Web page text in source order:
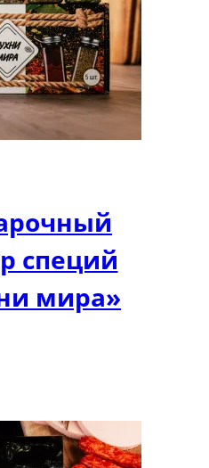
специй
мира»